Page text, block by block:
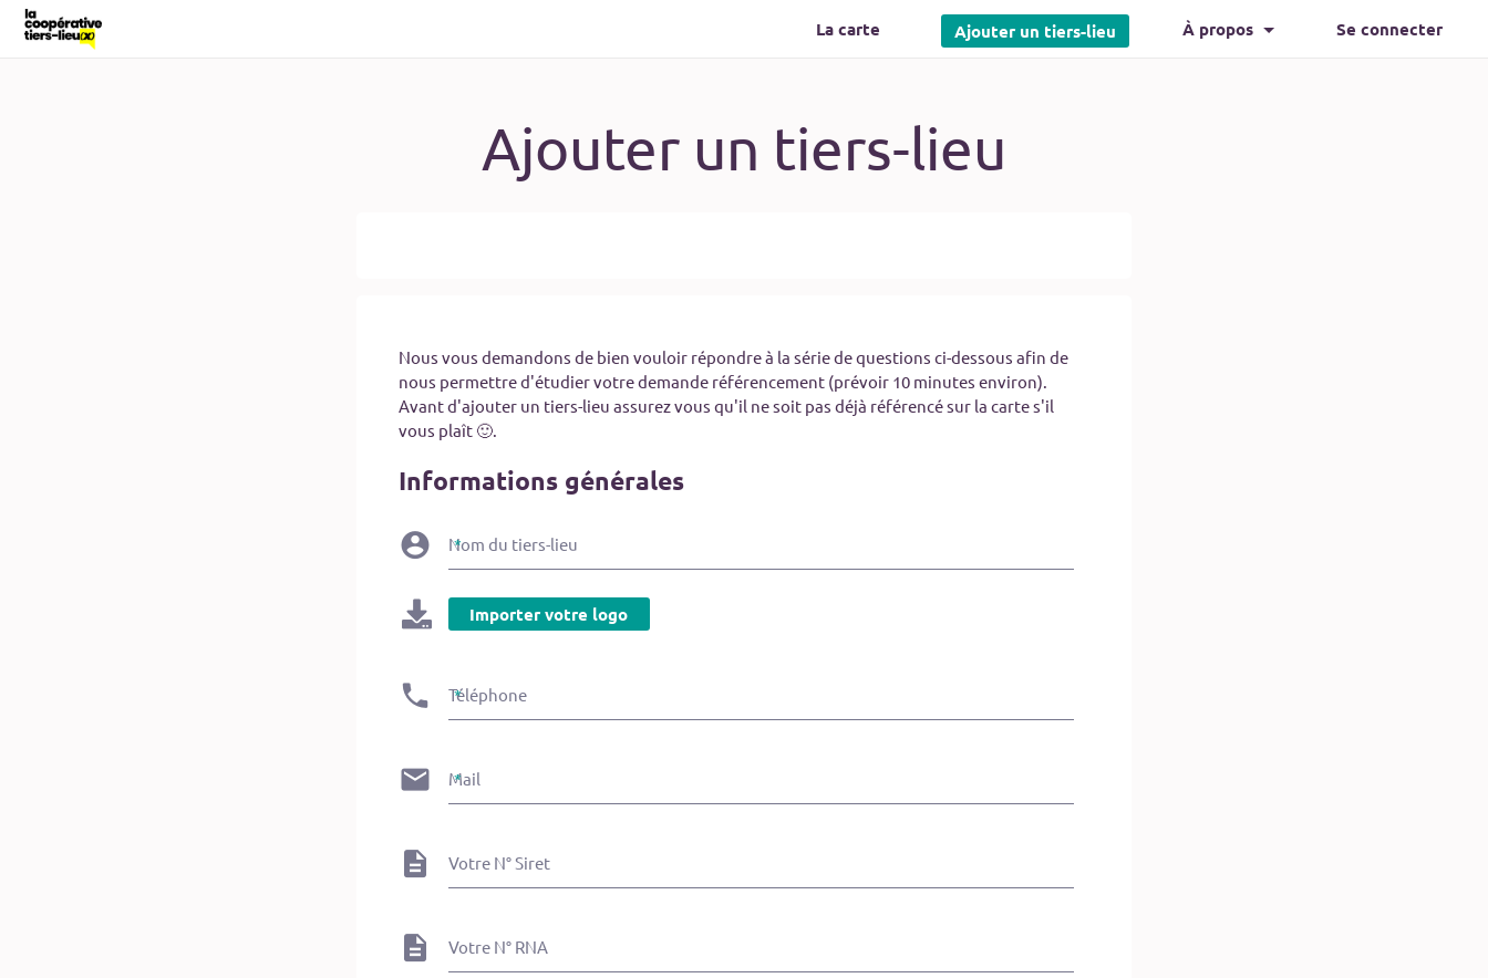
La carte Ajouter un tiers-lieu À propos Se connecter
Ajouter un tiers-lieu
Nous vous demandons de bien vouloir répondre à la série de questions ci-dessous afin de
nous permettre d'étudier votre demande référencement (prévoir 10 minutes environ).
Avant d'ajouter un tiers-lieu assurez vous qu'il ne soit pas déjà référencé sur la carte s'il
vous plaît 🙂.
Informations générales
Nom du tiers-lieu
Importer votre logo
Téléphone
Mail
Votre N° Siret
Votre N° RNA